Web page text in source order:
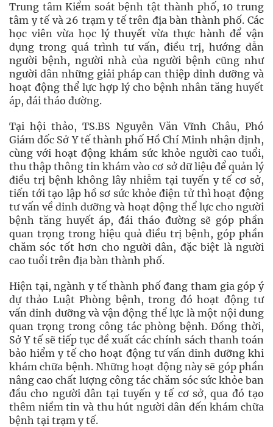
Trung tâm Kiểm soát bệnh tật thành phố, 10 trung
tâm y tế và 26 trạm y tế trên địa bàn thành phố. Các
học viên vừa học lý thuyết vừa thực hành để vận
dụng trong quá trình tư vấn, điều trị, hướng dẫn
người bệnh, người nhà của người bệnh cũng như
người dân những giải pháp can thiệp dinh dưỡng và
hoạt động thể lực hợp lý cho bệnh nhân tăng huyết
áp, đái tháo đường.
Tại hội thảo, TS.BS Nguyễn Văn Vĩnh Châu, Phó
Giám đốc Sở Y tế thành phố Hồ Chí Minh nhận định,
cùng với hoạt động khám sức khỏe người cao tuổi,
thu thập thông tin khám vào cơ sở dữ liệu để quản lý
điều trị bệnh không lây nhiễm tại tuyến y tế cơ sở,
tiến tới tạo lập hồ sơ sức khỏe điện tử thì hoạt động
tư vấn về dinh dưỡng và hoạt động thể lực cho người
bệnh tăng huyết áp, đái tháo đường sẽ góp phần
quan trọng trong hiệu quả điều trị bệnh, góp phần
chăm sóc tốt hơn cho người dân, đặc biệt là người
cao tuổi trên địa bàn thành phố.
Hiện tại, ngành y tế thành phố đang tham gia góp ý
dự thảo Luật Phòng bệnh, trong đó hoạt động tư
vấn dinh dưỡng và vận động thể lực là một nội dung
quan trọng trong công tác phòng bệnh. Đồng thời,
Sở Y tế sẽ tiếp tục đề xuất các chính sách thanh toán
bảo hiểm y tế cho hoạt động tư vấn dinh dưỡng khi
khám chữa bệnh. Những hoạt động này sẽ góp phần
nâng cao chất lượng công tác chăm sóc sức khỏe ban
đầu cho người dân tại tuyến y tế cơ sở, qua đó tạo
thêm niềm tin và thu hút người dân đến khám chữa
bệnh tại trạm y tế.